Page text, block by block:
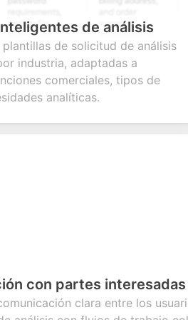
for
summary
integration for
smooth e-
commerce
transactions.
de análisis
plantillas de solicitud de análisis
industria, adaptadas a
comerciales, tipos de
analíticas.
con partes interesadas
clara entre los